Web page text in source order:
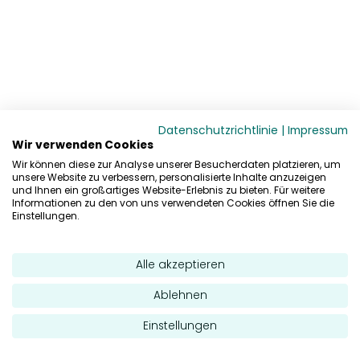
Datenschutzrichtlinie | Impressum
Wir verwenden Cookies
Wir können diese zur Analyse unserer Besucherdaten platzieren, um
unsere Website zu verbessern, personalisierte Inhalte anzuzeigen
und Ihnen ein großartiges Website-Erlebnis zu bieten. Für weitere
Informationen zu den von uns verwendeten Cookies öffnen Sie die
Einstellungen.
Alle akzeptieren
Ablehnen
Einstellungen